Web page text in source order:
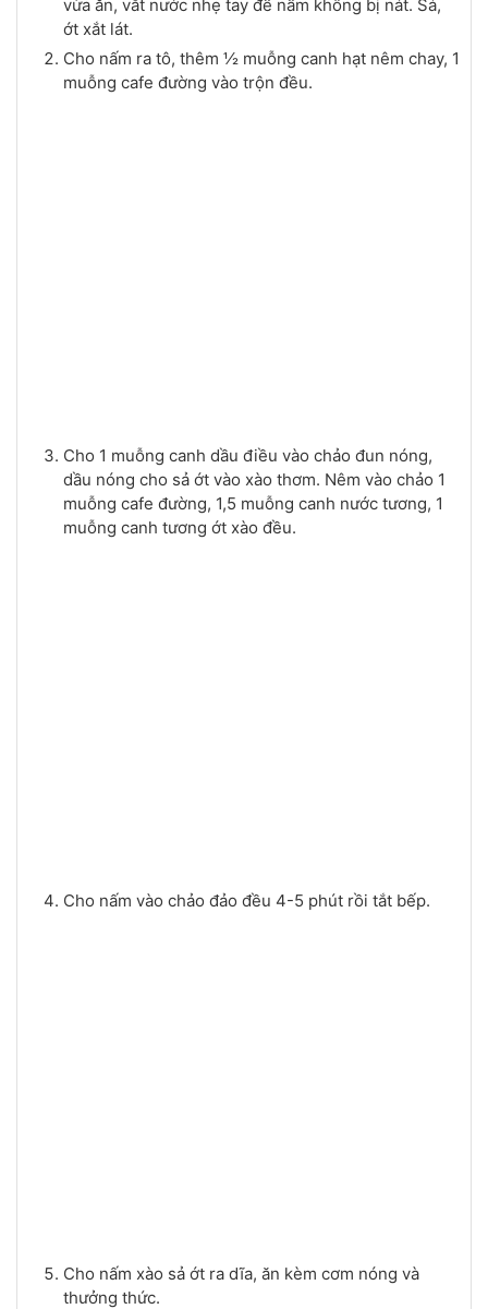
vừa ăn, vắt nước nhẹ tay để nấm không bị nát. Sả,
ớt xắt lát.
Cho nấm ra tô, thêm ½ muỗng canh hạt nêm chay, 1
muỗng cafe đường vào trộn đều.
Cho 1 muỗng canh dầu điều vào chảo đun nóng,
dầu nóng cho sả ớt vào xào thơm. Nêm vào chảo 1
muỗng cafe đường, 1,5 muỗng canh nước tương, 1
muỗng canh tương ớt xào đều.
Cho nấm vào chảo đảo đều 4-5 phút rồi tắt bếp.
Cho nấm xào sả ớt ra dĩa, ăn kèm cơm nóng và
thưởng thức.